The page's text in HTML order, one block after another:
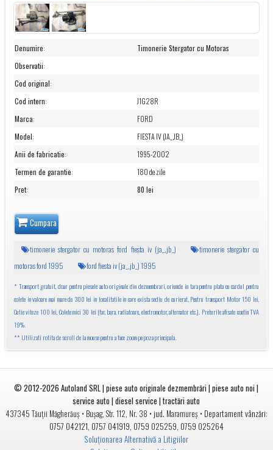
Denumire:
Timonerie Stergator cu Motoras
Observatii:
Cod original:
Cod intern:
J1G28R
Marca:
FORD
Model:
FIESTA IV (JA_,JB_)
Anii de fabricatie:
1995-2002
Termen de garantie:
180 de zile
Pret: 80 lei
Cumpara
timonerie stergator cu motoras ford fiesta iv (ja_,jb_)
timonerie stergator cu
motoras ford 1995
ford fiesta iv (ja_,jb_) 1995
* Transport gratuit, doar pentru piesele auto originale din dezmembrari, oriunde in tara pentru plata cu cardul pentru
colete in valoare mai mare de 300 lei in localitatile in care exista sediu de curierat. Pentru transport Motor 150 lei,
Cutie viteze 100 lei, Colete mici 30 lei (far, bara, radiatoare, electromotor, alternator etc.). Preturile afisate contin TVA
19%.
** Utilizati rotita de scroll de la mouse pentru a face zoom pe poza principala.
© 2012-2026Autoland SRL | piese auto originale dezmembrări | piese auto noi |
service auto | diesel service | tractări auto
437345 Tăuții Măgherăuș• Bușag, Str. 112, Nr. 38 • jud. Maramureș • Departament vânzări:
0757 042121, 0757 041919, 0759 025259, 0759 025264
Soluționarea Alternativă a Litigiilor